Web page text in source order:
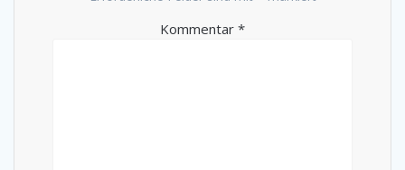
Kommentar *